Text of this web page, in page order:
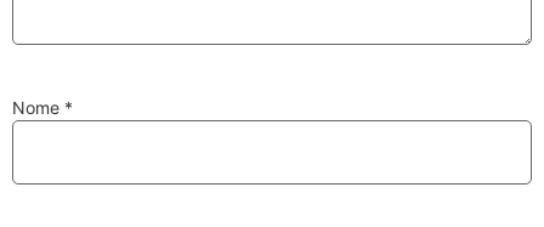
Nome * Velas Lâmpadas